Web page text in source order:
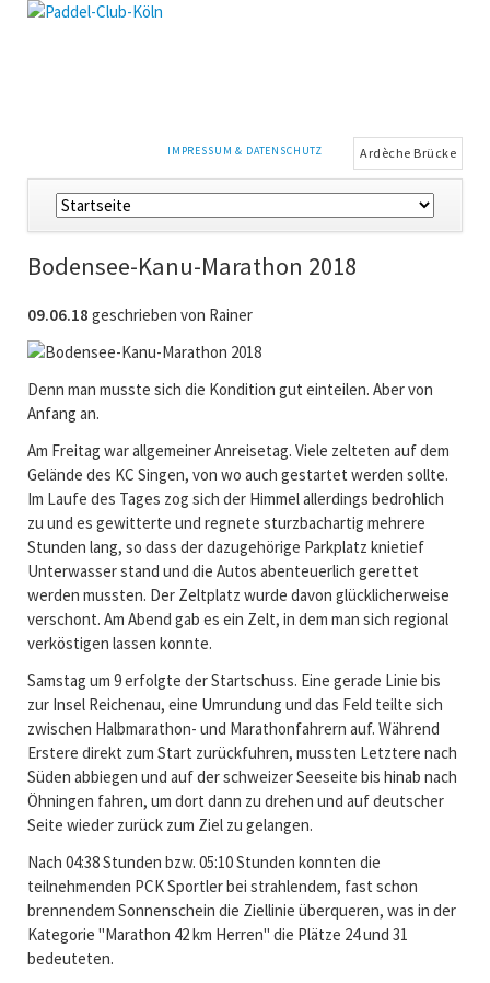
NAVIGATION
IMPRESSUM & DATENSCHUTZ Ardèche Brücke
Navigation
überspringen
Bodensee-Kanu-Marathon 2018
09.06.18 geschrieben von Rainer
Denn man musste sich die Kondition gut einteilen. Aber von
Anfang an.
Am Freitag war allgemeiner Anreisetag. Viele zelteten auf dem
Gelände des KC Singen, von wo auch gestartet werden sollte.
Im Laufe des Tages zog sich der Himmel allerdings bedrohlich
zu und es gewitterte und regnete sturzbachartig mehrere
Stunden lang, so dass der dazugehörige Parkplatz knietief
Unterwasser stand und die Autos abenteuerlich gerettet
werden mussten. Der Zeltplatz wurde davon glücklicherweise
verschont. Am Abend gab es ein Zelt, in dem man sich regional
verköstigen lassen konnte.
Samstag um 9 erfolgte der Startschuss. Eine gerade Linie bis
zur Insel Reichenau, eine Umrundung und das Feld teilte sich
zwischen Halbmarathon- und Marathonfahrern auf. Während
Erstere direkt zum Start zurückfuhren, mussten Letztere nach
Süden abbiegen und auf der schweizer Seeseite bis hinab nach
Öhningen fahren, um dort dann zu drehen und auf deutscher
Seite wieder zurück zum Ziel zu gelangen.
Nach 04:38 Stunden bzw. 05:10 Stunden konnten die
teilnehmenden PCK Sportler bei strahlendem, fast schon
brennendem Sonnenschein die Ziellinie überqueren, was in der
Kategorie "Marathon 42 km Herren" die Plätze 24 und 31
bedeuteten.